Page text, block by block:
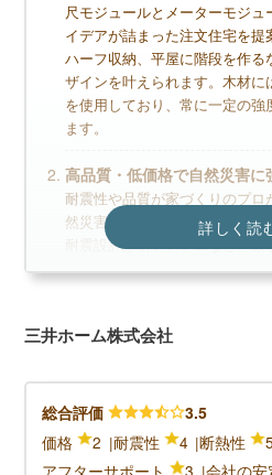
デメリット
高価格なので、予算やロ
木造に比べると断熱性が
営業スタッフの対応につ
る
カタログを一括
カタログ請求が理想の
家のイメージづくり
詳しく読
尺モジュールとメーターモジ
イデアが詰まった注文住宅を
ハーフ収納、平屋に階段を作
ザインを叶えられます。木材に
を使用しており、常に一定の強
ます。
高品質・低価格で自然災害に
耐震性や品質が家づくりのプロ
然災害に強い住宅を建築可能で
耐震設計診断システムなど、厳
す。他のハウスメーカーと比
最新の省エネルギー基準に適
システム、遮熱・防水処理、オ
など、快適な室内環境を実現。
ト」を採用することで、夏は涼
三井ホーム株式会社
総合評価
3.5
価格
2 耐震性 4 断熱性 5